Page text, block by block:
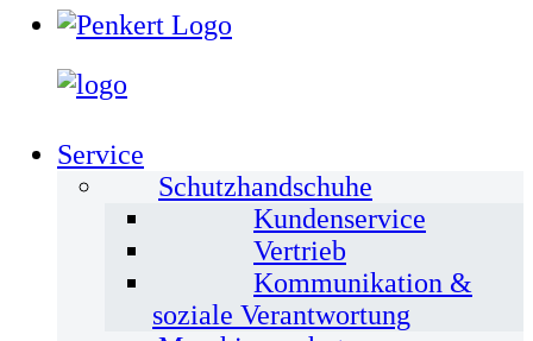
Service
Schutzhandschuhe
Kundenservice
Vertrieb
Kommunikation &
soziale Verantwortung